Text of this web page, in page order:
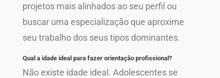
projetos mais alinhados ao seu perfil ou
buscar uma especialização que aproxime
seu trabalho dos seus tipos dominantes.
Qual a idade ideal para fazer orientação profissional?
Não existe idade ideal. Adolescentes se